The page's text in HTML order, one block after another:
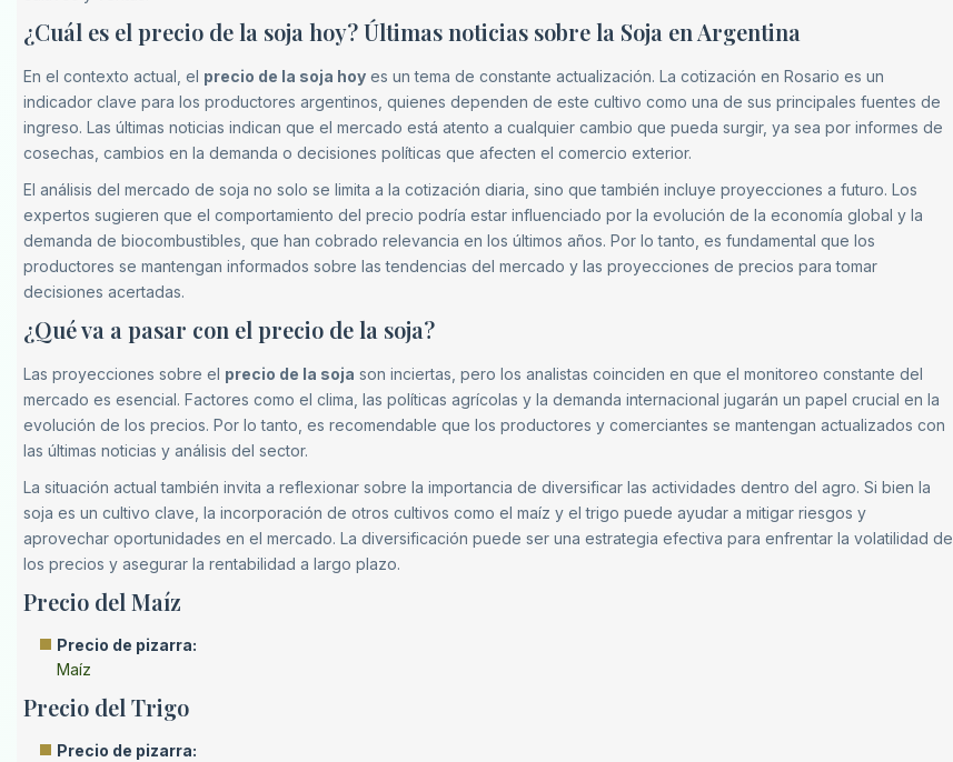
¿Cuál es el precio de la soja hoy? Últimas noticias sobre la Soja en Argentina
En el contexto actual, el precio de la soja hoy es un tema de constante actualización. La cotización en Rosario es un
indicador clave para los productores argentinos, quienes dependen de este cultivo como una de sus principales fuentes de
ingreso. Las últimas noticias indican que el mercado está atento a cualquier cambio que pueda surgir, ya sea por informes de
cosechas, cambios en la demanda o decisiones políticas que afecten el comercio exterior.
El análisis del mercado de soja no solo se limita a la cotización diaria, sino que también incluye proyecciones a futuro. Los
expertos sugieren que el comportamiento del precio podría estar influenciado por la evolución de la economía global y la
demanda de biocombustibles, que han cobrado relevancia en los últimos años. Por lo tanto, es fundamental que los
productores se mantengan informados sobre las tendencias del mercado y las proyecciones de precios para tomar
decisiones acertadas.
¿Qué va a pasar con el precio de la soja?
Las proyecciones sobre el precio de la soja son inciertas, pero los analistas coinciden en que el monitoreo constante del
mercado es esencial. Factores como el clima, las políticas agrícolas y la demanda internacional jugarán un papel crucial en la
evolución de los precios. Por lo tanto, es recomendable que los productores y comerciantes se mantengan actualizados con
las últimas noticias y análisis del sector.
La situación actual también invita a reflexionar sobre la importancia de diversificar las actividades dentro del agro. Si bien la
soja es un cultivo clave, la incorporación de otros cultivos como el maíz y el trigo puede ayudar a mitigar riesgos y
aprovechar oportunidades en el mercado. La diversificación puede ser una estrategia efectiva para enfrentar la volatilidad de
los precios y asegurar la rentabilidad a largo plazo.
Precio del Maíz
Precio de pizarra:
Maíz
Precio del Trigo
Precio de pizarra: